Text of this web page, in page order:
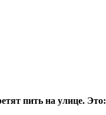
пить на улице. Это: